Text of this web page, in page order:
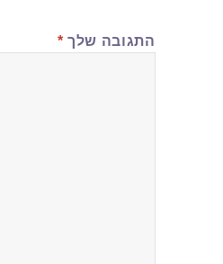
התגובה שלך *